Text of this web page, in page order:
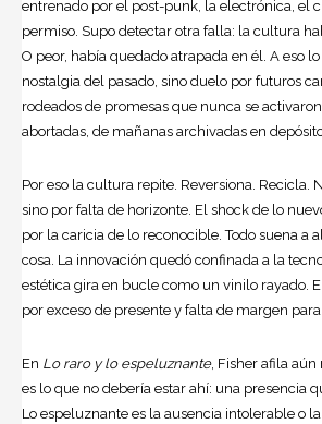
entrenado por el post-punk, la electrónica, el
permiso. Supo detectar otra falla: la cultura
O peor, había quedado atrapada en él. A eso
nostalgia del pasado, sino duelo por futuros
rodeados de promesas que nunca se
abortadas, de mañanas archivadas en
Por eso la cultura repite. Reversiona. Recicla.
sino por falta de horizonte. El shock de lo
por la caricia de lo reconocible. Todo suena a
cosa. La innovación quedó confinada a la
estética gira en bucle como un vinilo rayado.
por exceso de presente y falta de margen
En Lo raro y lo espeluznante, Fisher afila aún
es lo que no debería estar ahí: una presencia
Lo espeluznante es la ausencia intolerable o